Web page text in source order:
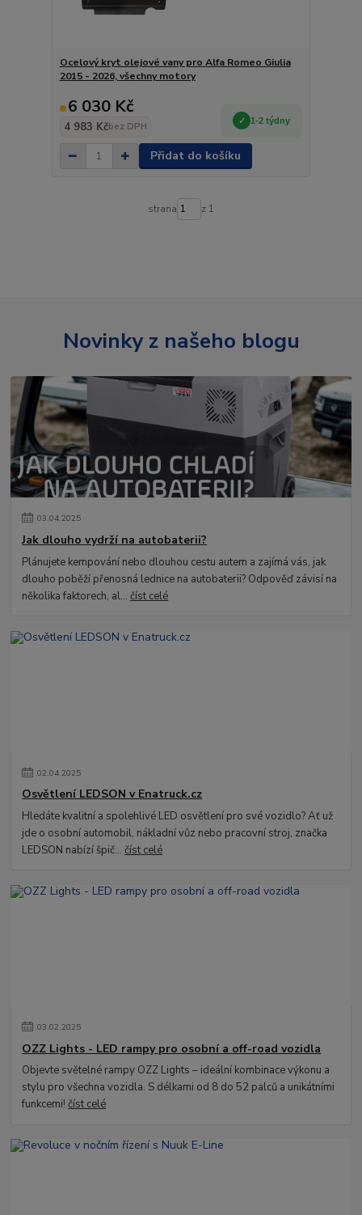
Ocelový kryt olejové vany pro Alfa Romeo Giulia
2015 - 2026, všechny motory
6 030 Kč
4 983 Kčbez DPH
1-2 týdny
Přidat do košíku
strana z 1
Novinky z našeho blogu
03.04.2025
Jak dlouho vydrží na autobaterii?
Plánujete kempování nebo dlouhou cestu autem a zajímá vás, jak
dlouho poběží přenosná lednice na autobaterii? Odpověď závisí na
několika faktorech, al...číst celé
02.04.2025
Osvětlení LEDSON v Enatruck.cz
Hledáte kvalitní a spolehlivé LED osvětlení pro své vozidlo? Ať už
jde o osobní automobil, nákladní vůz nebo pracovní stroj, značka
LEDSON nabízí špič...číst celé
03.02.2025
OZZ Lights - LED rampy pro osobní a off-road vozidla
Objevte světelné rampy OZZ Lights – ideální kombinace výkonu a
stylu pro všechna vozidla. S délkami od 8 do 52 palců a unikátními
funkcemi!číst celé